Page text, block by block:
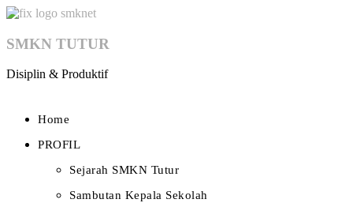
SMKN TUTUR
Disiplin & Produktif
Home
PROFIL
Sejarah SMKN Tutur
Sambutan Kepala Sekolah